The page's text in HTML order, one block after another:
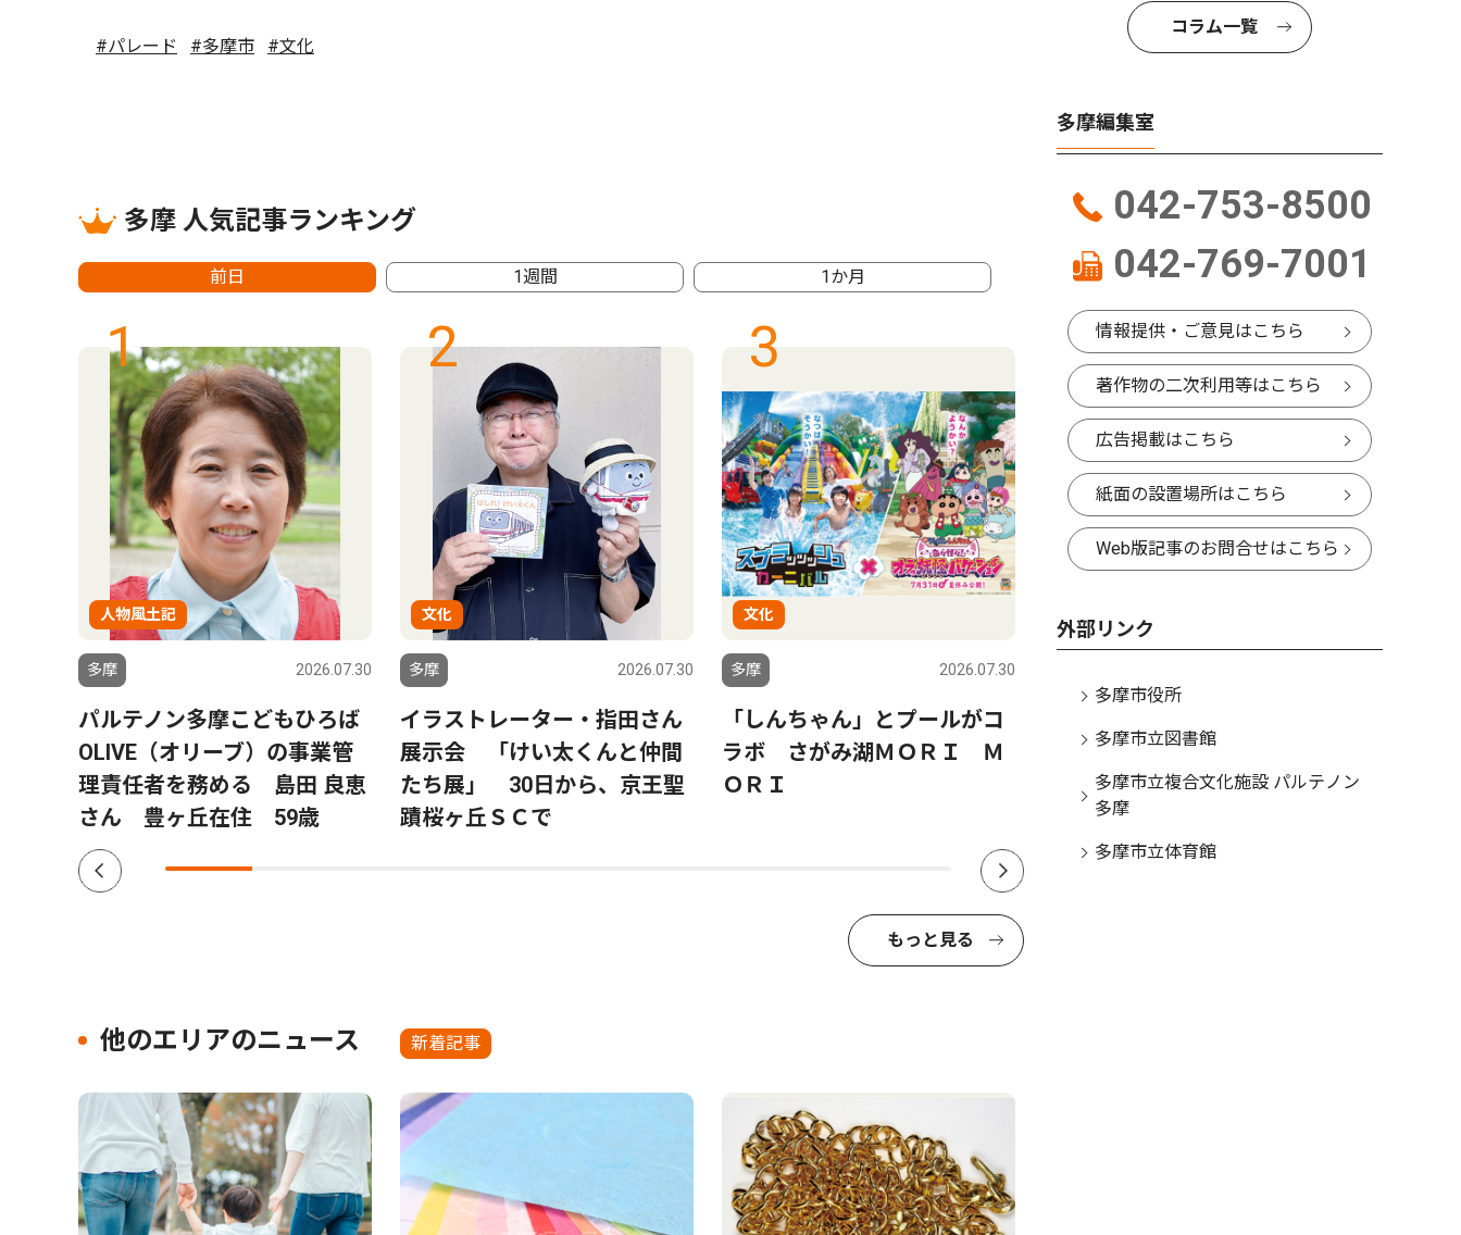
#パレード #多摩市 #文化
多摩 人気記事ランキング
前日 1週間 1か月
1
人物風土記
多摩 2026.07.30
パルテノン多摩こどもひろば
OLIVE（オリーブ）の事業管
理責任者を務める 島田 良恵
さん 豊ヶ丘在住 59歳
2
文化
多摩 2026.07.30
イラストレーター・指田さん
展示会 「けい太くんと仲間
たち展」 30日から、京王聖
蹟桜ヶ丘ＳＣで
3
文化
多摩 2026.07.30
「しんちゃん」とプールがコ
ラボ さがみ湖ＭＯＲＩ Ｍ
ＯＲＩ
4
12月で営業終了、来年解体
もっと見る
他のエリアのニュース 新着記事
コラム一覧
多摩編集室
042-753-8500
042-769-7001
情報提供・ご意見はこちら
著作物の二次利用等はこちら
広告掲載はこちら
紙面の設置場所はこちら
Web版記事のお問合せはこちら
外部リンク
多摩市役所
多摩市立図書館
多摩市立複合文化施設 パルテノン
多摩
多摩市立体育館